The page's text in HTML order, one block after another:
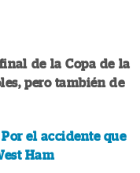
de la Copa de la
pero también de
Por el accidente que
Ham